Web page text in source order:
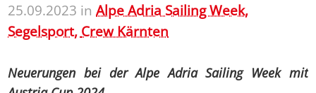
25.09.2023 inAlpe Adria Sailing Week,
Segelsport, Crew Kärnten
Neuerungen bei der Alpe Adria Sailing Week mit